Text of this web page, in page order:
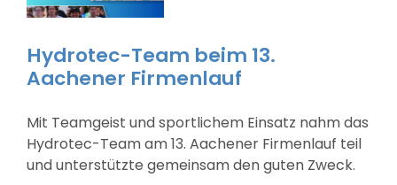
Software
Karriere
Hydrotec-Team beim 13.
Aachener Firmenlauf
Mit Teamgeist und sportlichem Einsatz nahm das
Hydrotec-Team am 13. Aachener Firmenlauf teil
und unterstützte gemeinsam den guten Zweck.